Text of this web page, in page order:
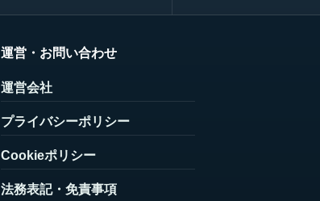
運営・お問い合わせ
運営会社
プライバシーポリシー
Cookieポリシー
法務表記・免責事項